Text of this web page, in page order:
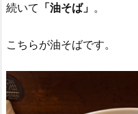
続いて 「油そば」 。
こちらが油そばです。